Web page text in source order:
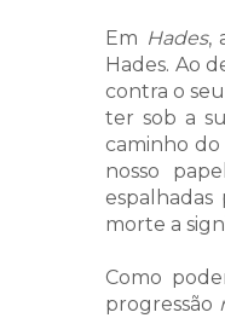
Em Hades,
Hades. Ao
contra o
ter sob a
caminho
nosso
morte a
Como
progressão